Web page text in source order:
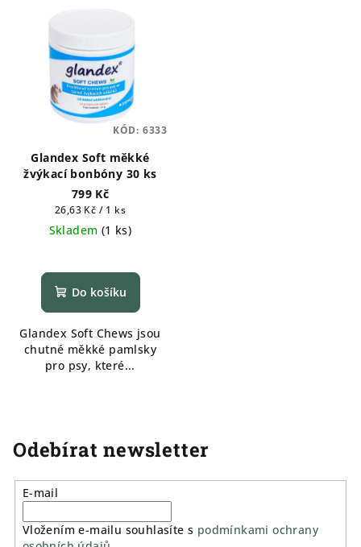
Glandex Soft měkké
žvýkací bonbóny 30 ks
799 Kč
Měrná
cena:
26,63 Kč / 1 ks
Skladem (1 ks)
Do košíku
Glandex Soft Chews jsou
chutné měkké pamlsky
pro psy, které...
KÓD: 6333
Odebírat newsletter
E-mail
Vložením e-mailu souhlasíte s podmínkami ochrany